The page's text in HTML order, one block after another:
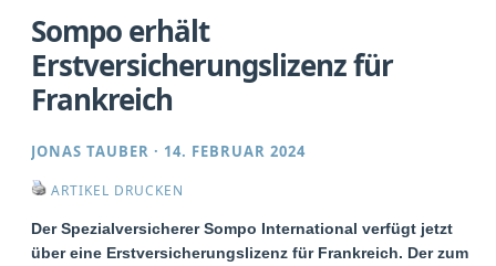
Sompo erhält
Erstversicherungslizenz für
Frankreich
JONAS TAUBER · 14. FEBRUAR 2024
ARTIKEL DRUCKEN
Der Spezialversicherer Sompo International verfügt jetzt
über eine Erstversicherungslizenz für Frankreich. Der zum